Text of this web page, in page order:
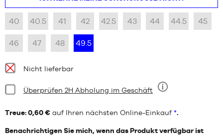
40 40.5 41 42 42.5 43 44 44.5 45
46 47 48 49.5
Verfügbarkeit:
Nicht lieferbar
Bedingung:
Neun
Überprüfen 2H Abholung im Geschäft
Treue: 0,60 € auf Ihren nächsten Online-Einkauf *.
Benachrichtigen Sie mich, wenn das Produkt verfügbar ist